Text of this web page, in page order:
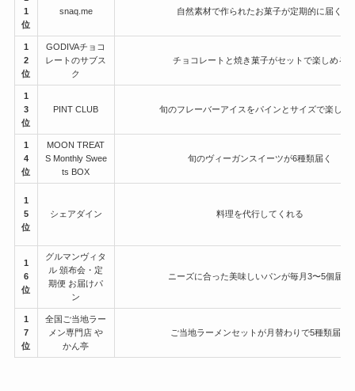
1
位
snaq.me 自然素材で作られたお菓子が定期的に届く
1
2
位
GODIVAチョコ
レートのサブス
ク
チョコレートと焼き菓子がセットで楽しめる
1
3
位
PINT CLUB 旬のフレーバーアイスをパインとサイズで楽しめ
1
4
位
MOON TREAT
S Monthly Swee
ts BOX
旬のヴィーガンスイーツが6種類届く
1
5
位
シェアダイン 料理を代行してくれる
1
6
位
グルマンヴィタ
ル 頒布会・定
期便 お届けパ
ン
ニーズに合った美味しいパンが毎月3〜5個届く
1
7
位
全国ご当地ラー
メン専門店 や
かん亭
ご当地ラーメンセットが月替わりで5種類届く